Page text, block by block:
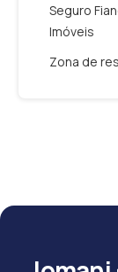
Seguro
Imóveis
Zona de